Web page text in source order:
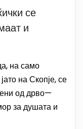
се
и
на само
на Скопје, се
од дрво—
за душата и